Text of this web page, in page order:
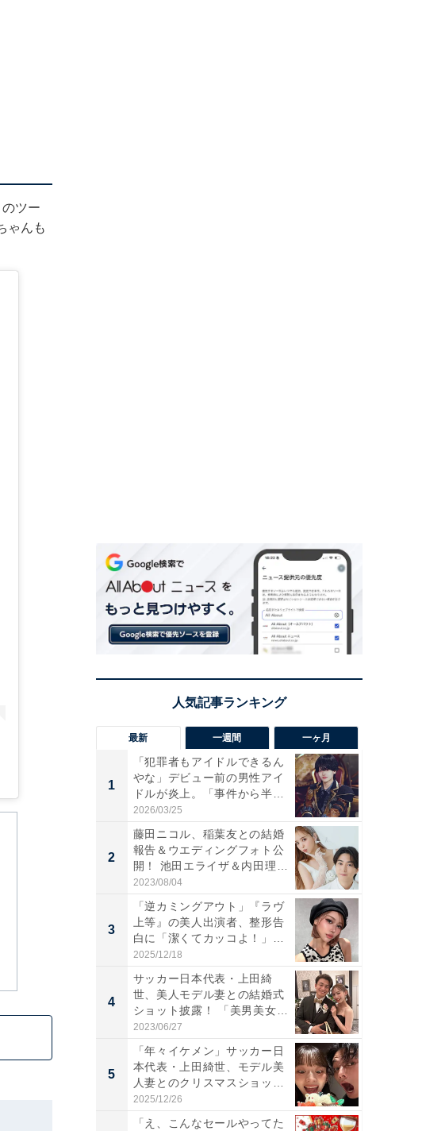
ツー
ゃんも
最新 一週間 一ヶ月
1
「犯罪者もアイドルできるん
やな」デビュー前の男性アイ
ドルが炎上。「事件から半年
も...
2026/03/25
2
藤田ニコル、稲葉友との結婚
報告＆ウエディングフォト公
開！ 池田エライザ＆内田理
央...
2023/08/04
3
「逆カミングアウト」『ラヴ
上等』の美人出演者、整形告
白に「潔くてカッコよ！」
「好...
2025/12/18
4
サッカー日本代表・上田綺
世、美人モデル妻との結婚式
ショット披露！ 「美男美女」
「...
2023/06/27
5
「年々イケメン」サッカー日
本代表・上田綺世、モデル美
人妻とのクリスマスショット
に...
2025/12/26
「え、こんなセールやってた